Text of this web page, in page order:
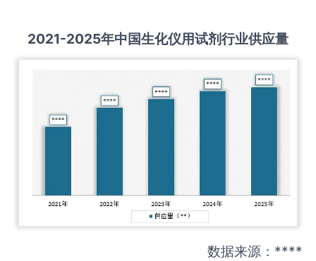
2021-2025年中国生化仪用试剂行业供应量
数据来源：****